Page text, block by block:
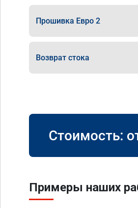
Прошивка Евро 2
Возврат стока
Стоимость:
Примеры наших